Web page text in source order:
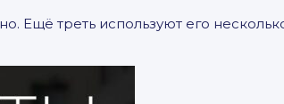
Ещё треть используют его